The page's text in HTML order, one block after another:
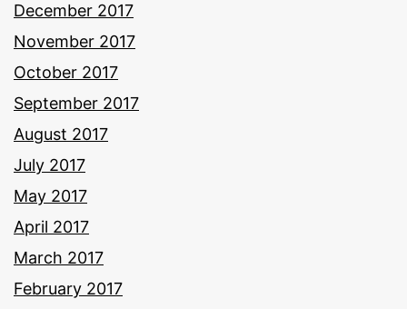
December 2017
November 2017
October 2017
September 2017
August 2017
July 2017
May 2017
April 2017
March 2017
February 2017